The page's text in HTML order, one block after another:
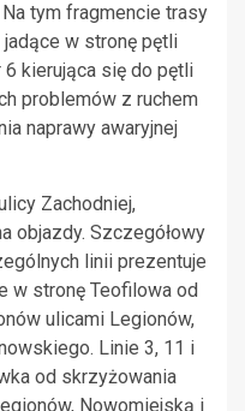
tym fragmencie trasy
jadące w stronę pętli
6 kierująca się do pętli
problemów z ruchem
naprawy awaryjnej
Zachodniej,
objazdy. Szczegółowy
linii prezentuje
w stronę Teofilowa od
ulicami Legionów,
Linie 3, 11 i
od skrzyżowania
Nowomiejską i